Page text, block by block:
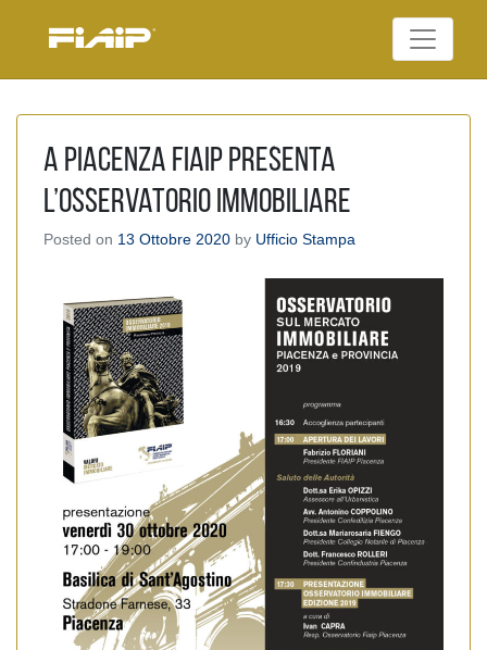
Federazione Italiana
A Piacenza Fiaip presenta
l’Osservatorio immobiliare
Posted on 13 Ottobre 2020 by Ufficio Stampa